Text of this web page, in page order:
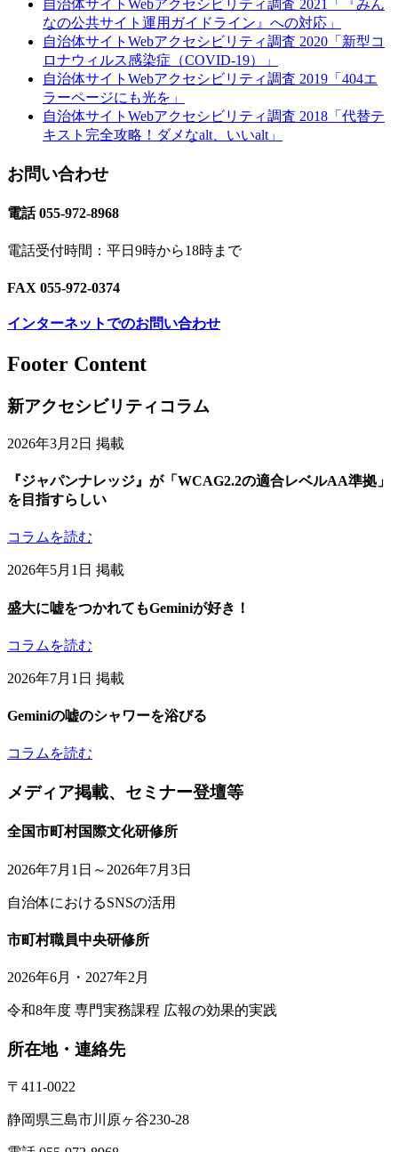
自治体サイトWebアクセシビリティ調査 2021「『みん
なの公共サイト運用ガイドライン』への対応」
自治体サイトWebアクセシビリティ調査 2020「新型コ
ロナウィルス感染症（COVID-19）」
自治体サイトWebアクセシビリティ調査 2019「404エ
ラーページにも光を」
自治体サイトWebアクセシビリティ調査 2018「代替テ
キスト完全攻略！ダメなalt、いいalt」
お問い合わせ
電話 055-972-8968
電話受付時間：平日9時から18時まで
FAX 055-972-0374
インターネットでのお問い合わせ
Footer Content
新アクセシビリティコラム
2026年3月2日 掲載
『ジャパンナレッジ』が「WCAG2.2の適合レベルAA準拠」
を目指すらしい
コラムを読む
2026年5月1日 掲載
盛大に嘘をつかれてもGeminiが好き！
コラムを読む
2026年7月1日 掲載
Geminiの嘘のシャワーを浴びる
コラムを読む
メディア掲載、セミナー登壇等
全国市町村国際文化研修所
2026年7月1日～2026年7月3日
自治体におけるSNSの活用
市町村職員中央研修所
2026年6月・2027年2月
令和8年度 専門実務課程 広報の効果的実践
所在地・連絡先
〒411-0022
静岡県三島市川原ヶ谷230-28